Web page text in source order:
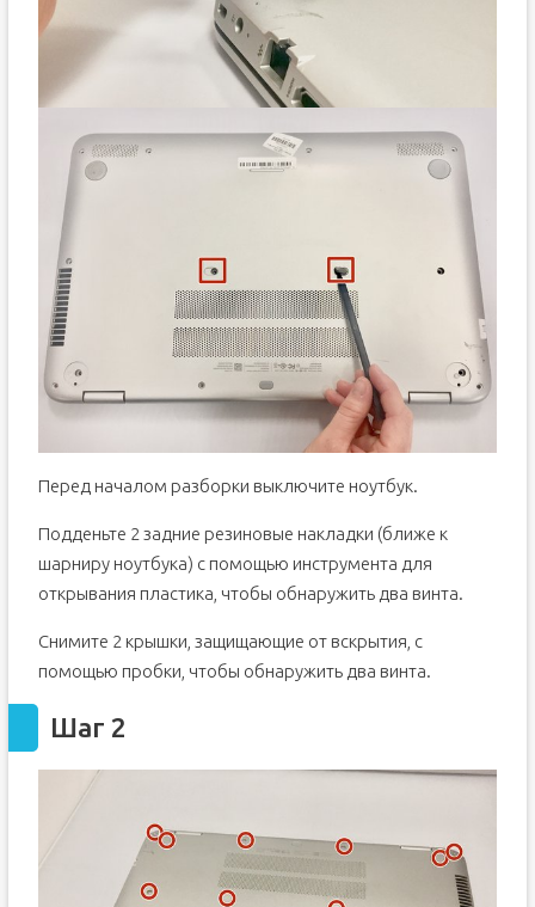
Перед началом разборки выключите ноутбук.
Подденьте 2 задние резиновые накладки (ближе к
шарниру ноутбука) с помощью инструмента для
открывания пластика, чтобы обнаружить два винта.
Снимите 2 крышки, защищающие от вскрытия, с
помощью пробки, чтобы обнаружить два винта.
Шаг 2